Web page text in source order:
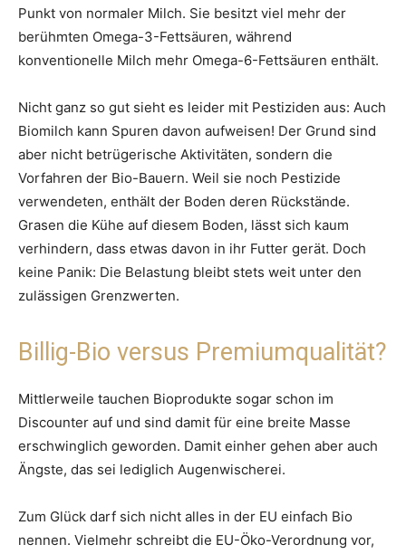
Punkt von normaler Milch. Sie besitzt viel mehr der
berühmten Omega-3-Fettsäuren, während
konventionelle Milch mehr Omega-6-Fettsäuren enthält.
Nicht ganz so gut sieht es leider mit Pestiziden aus: Auch
Biomilch kann Spuren davon aufweisen! Der Grund sind
aber nicht betrügerische Aktivitäten, sondern die
Vorfahren der Bio-Bauern. Weil sie noch Pestizide
verwendeten, enthält der Boden deren Rückstände.
Grasen die Kühe auf diesem Boden, lässt sich kaum
verhindern, dass etwas davon in ihr Futter gerät. Doch
keine Panik: Die Belastung bleibt stets weit unter den
zulässigen Grenzwerten.
Billig-Bio versus Premiumqualität?
Mittlerweile tauchen Bioprodukte sogar schon im
Discounter auf und sind damit für eine breite Masse
erschwinglich geworden. Damit einher gehen aber auch
Ängste, das sei lediglich Augenwischerei.
Zum Glück darf sich nicht alles in der EU einfach Bio
nennen. Vielmehr schreibt die EU-Öko-Verordnung vor,